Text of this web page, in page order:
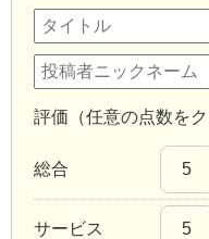
評価（任意の点数をク
総合 5
サービス 5